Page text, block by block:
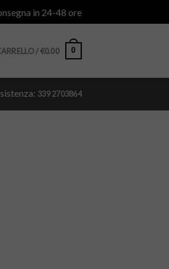
in 24-48 ore
/€0.00 0
339 2703864